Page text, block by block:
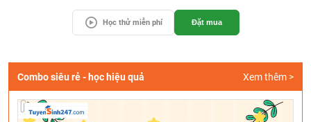
Học thử miễn phí Đặt mua
Combo siêu rẻ - học hiệu quả Xem thêm >